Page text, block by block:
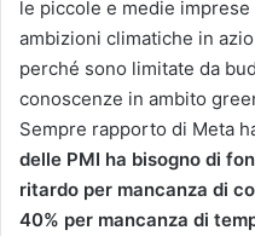
le piccole e medie
ambizioni climatiche in
perché sono limitate da
conoscenze in ambito
Sempre rapporto di Meta
delle PMI ha bisogno di
ritardo per mancanza di
40% per mancanza di